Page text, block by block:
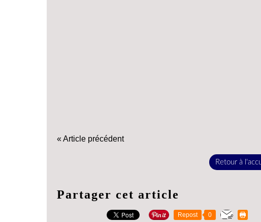
« Article précédent
Retour à
Partager cet article
Repost 0